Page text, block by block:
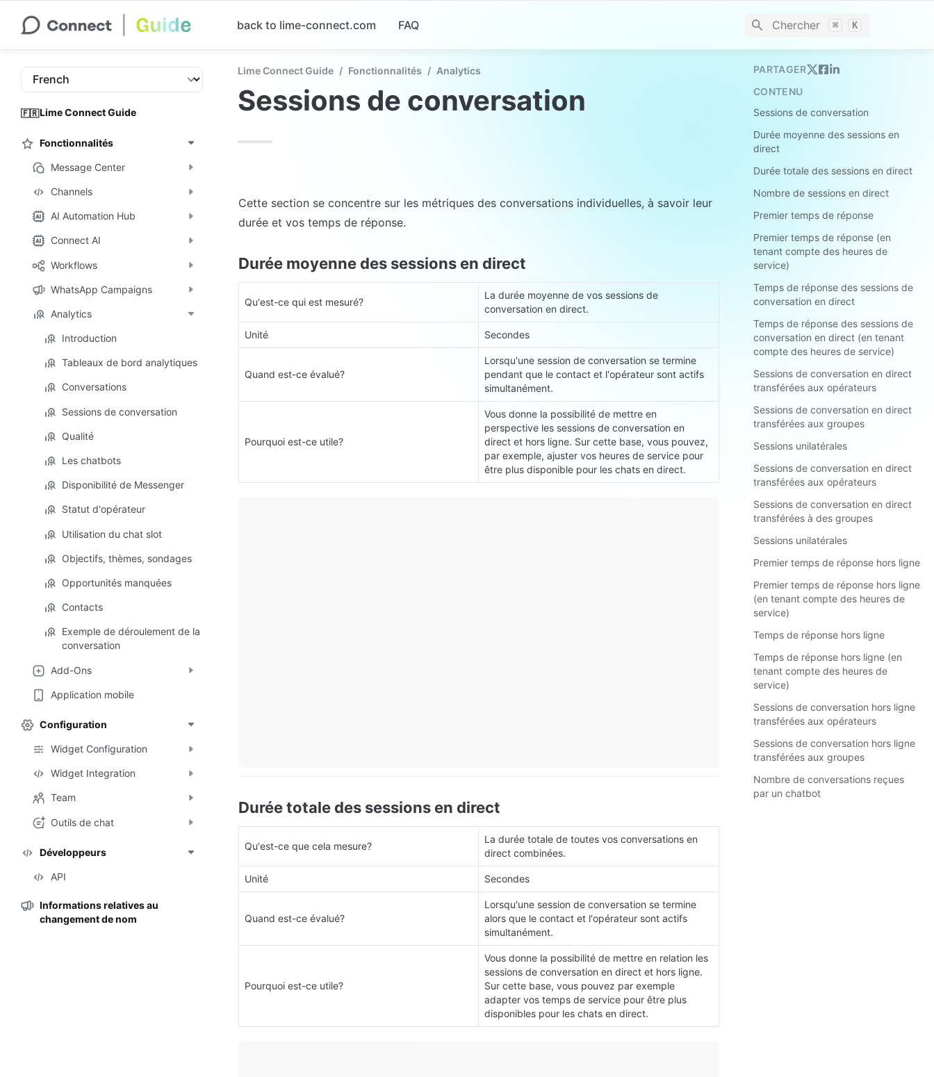
back to lime-connect.com FAQ Chercher ⌘ K
🇫🇷Lime Connect Guide
Fonctionnalités
Message Center
Channels
AI Automation Hub
Connect AI
Workflows
WhatsApp Campaigns
Analytics
Introduction
Tableaux de bord analytiques
Conversations
Sessions de conversation
Qualité
Les chatbots
Disponibilité de Messenger
Statut d'opérateur
Utilisation du chat slot
Objectifs, thèmes, sondages
Opportunités manquées
Contacts
Exemple de déroulement de la
conversation
Add-Ons
Application mobile
Configuration
Widget Configuration
Widget Integration
Team
Outils de chat
Développeurs
API
Informations relatives au
changement de nom
Lime Connect Guide / Fonctionnalités / Analytics
Sessions de conversation
Cette section se concentre sur les métriques des conversations individuelles, à savoir leur
durée et vos temps de réponse.
Durée moyenne des sessions en direct
Qu'est-ce qui est mesuré?
La durée moyenne de vos sessions de
conversation en direct.
Unité Secondes
Quand est-ce évalué?
Lorsqu'une session de conversation se termine
pendant que le contact et l'opérateur sont actifs
simultanément.
Pourquoi est-ce utile?
Vous donne la possibilité de mettre en
perspective les sessions de conversation en
direct et hors ligne. Sur cette base, vous pouvez,
par exemple, ajuster vos heures de service pour
être plus disponible pour les chats en direct.
Durée totale des sessions en direct
Qu'est-ce que cela mesure?
La durée totale de toutes vos conversations en
direct combinées.
Unité Secondes
Quand est-ce évalué?
Lorsqu'une session de conversation se termine
alors que le contact et l'opérateur sont actifs
simultanément.
Pourquoi est-ce utile?
Vous donne la possibilité de mettre en relation les
sessions de conversation en direct et hors ligne.
Sur cette base, vous pouvez par exemple
adapter vos temps de service pour être plus
disponibles pour les chats en direct.
PARTAGER
CONTENU
Sessions de conversation
Durée moyenne des sessions en
direct
Durée totale des sessions en direct
Nombre de sessions en direct
Premier temps de réponse
Premier temps de réponse (en
tenant compte des heures de
service)
Temps de réponse des sessions de
conversation en direct
Temps de réponse des sessions de
conversation en direct (en tenant
compte des heures de service)
Sessions de conversation en direct
transférées aux opérateurs
Sessions de conversation en direct
transférées aux groupes
Sessions unilatérales
Sessions de conversation en direct
transférées aux opérateurs
Sessions de conversation en direct
transférées à des groupes
Sessions unilatérales
Premier temps de réponse hors ligne
Premier temps de réponse hors ligne
(en tenant compte des heures de
service)
Temps de réponse hors ligne
Temps de réponse hors ligne (en
tenant compte des heures de
service)
Sessions de conversation hors ligne
transférées aux opérateurs
Sessions de conversation hors ligne
transférées aux groupes
Nombre de conversations reçues
par un chatbot